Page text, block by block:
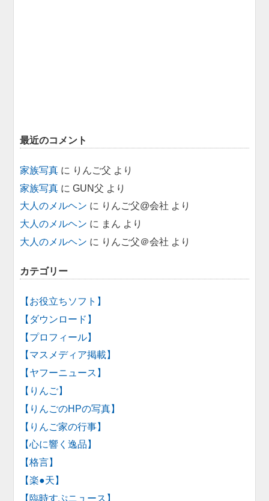
最近のコメント
家族写真 に りんご父 より
家族写真 にGUN父 より
大人のメルヘン に りんご父@会社 より
大人のメルヘン に まん より
大人のメルヘン に りんご父＠会社 より
カテゴリー
【お役立ちソフト】
【ダウンロード】
【プロフィール】
【マスメディア掲載】
【ヤフーニュース】
【りんご】
【りんごのHPの写真】
【りんご家の行事】
【心に響く逸品】
【格言】
【楽●天】
【臨時すぷニュース】